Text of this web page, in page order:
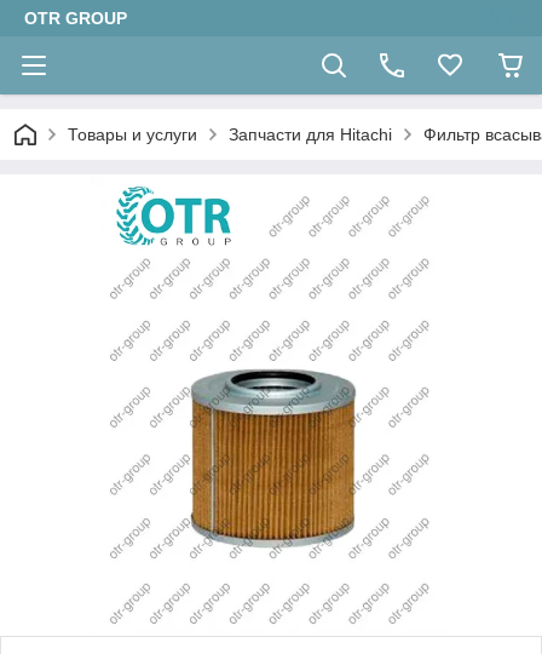
OTR GROUP
Товары и услуги Запчасти для Hitachi Фильтр